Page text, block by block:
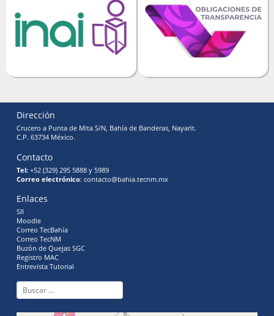
Dirección
Crucero a Punta de Mita S/N, Bahía de Banderas, Nayarit.
C.P. 63734 México.
Contacto
Tel: +52 (329) 295 5888 y 5989
Correo electrónico: contacto@bahia.tecnm.mx
Enlaces
SII
Moodle
Correo TecBahía
Correo TecNM
Buzón de Quejas SGC
Registro MAC
Entrevista Tutorial